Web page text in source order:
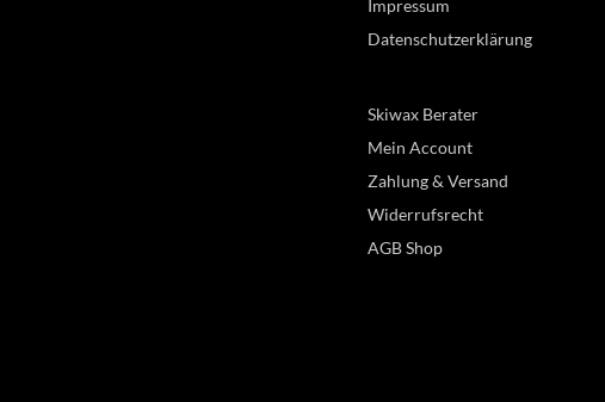
Impressum
Datenschutzerklärung
Skiwax Berater
Mein Account
Zahlung & Versand
Widerrufsrecht
AGB Shop